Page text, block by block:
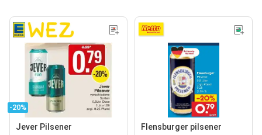
-20%
Jever Pilsener Flensburger pilsener